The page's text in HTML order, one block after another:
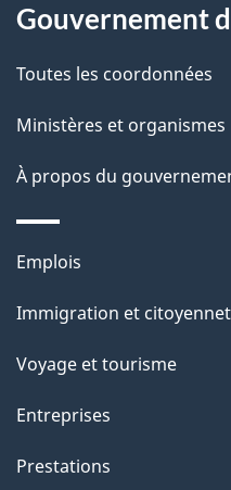
e
l
a
p
a
g
e
Gouvernement
Toutes les coordonnées
Ministères et organismes
À propos du
Thèmes
sujets
Emplois
Immigration et
Voyage et tourisme
Entreprises
Prestations